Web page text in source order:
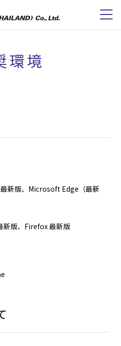
環境
新版、Microsoft Edge（最新
新版、Firefox 最新版